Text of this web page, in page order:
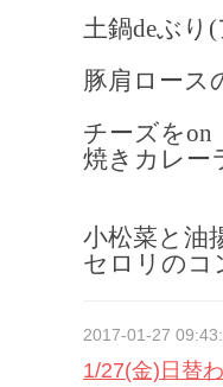
土鍋deぶり
豚肩ロース
チーズをon
焼きカレー
小松菜と油
セロリのコ
2017-01-27
1/27(金)日替